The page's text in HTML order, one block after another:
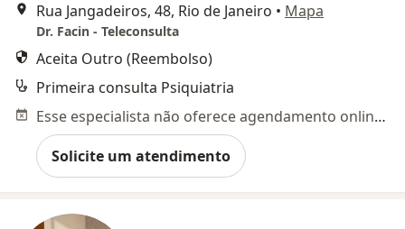
Rua Jangadeiros, 48, Rio de Janeiro • Mapa
Dr. Facin - Teleconsulta
Aceita Outro (Reembolso)
Primeira consulta Psiquiatria
Esse especialista não oferece agendamento online para esse endereço.
Solicite um atendimento